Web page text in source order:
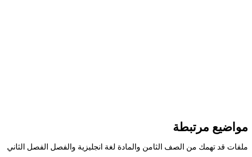
مواضيع مرتبطة
ملفات قد تهمك من الصف الثامن والمادة لغة انجليزية والفصل الفصل الثاني